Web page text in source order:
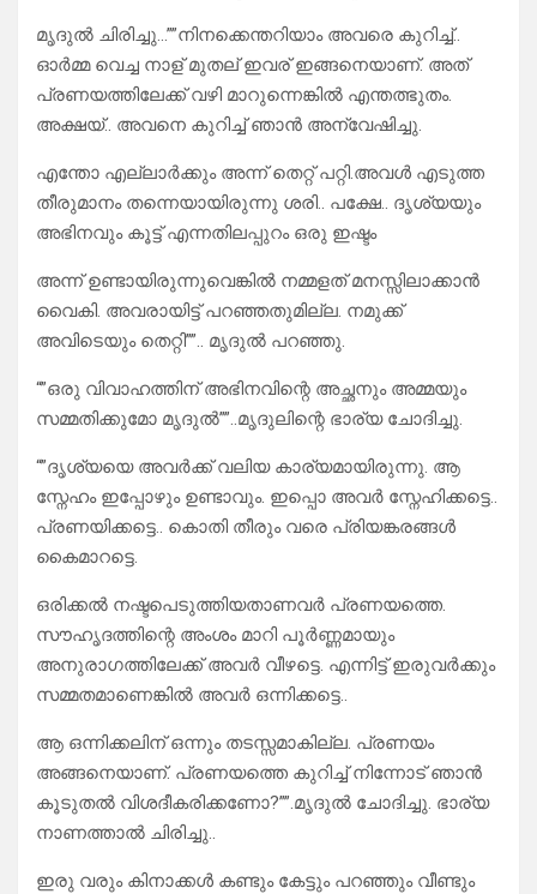
മൃദുൽ ചിരിച്ചു…””നിനക്കെന്തറിയാം അവരെ കുറിച്ച്..
ഓർമ്മ വെച്ച നാള് മുതല് ഇവര് ഇങ്ങനെയാണ്. അത്
പ്രണയത്തിലേക്ക് വഴി മാറുന്നെങ്കിൽ എന്തത്ഭുതം.
അക്ഷയ്.. അവനെ കുറിച്ച് ഞാൻ അന്വേഷിച്ചു.
എന്തോ എല്ലാർക്കും അന്ന് തെറ്റ് പറ്റി.അവൾ എടുത്ത
തീരുമാനം തന്നെയായിരുന്നു ശരി.. പക്ഷേ.. ദൃശ്യയും
അഭിനവും കൂട്ട് എന്നതിലപ്പുറം ഒരു ഇഷ്ടം
അന്ന് ഉണ്ടായിരുന്നുവെങ്കിൽ നമ്മളത് മനസ്സിലാക്കാൻ
വൈകി. അവരായിട്ട് പറഞ്ഞതുമില്ല. നമുക്ക്
അവിടെയും തെറ്റി””.. മൃദുൽ പറഞ്ഞു.
“”ഒരു വിവാഹത്തിന് അഭിനവിന്റെ അച്ഛനും അമ്മയും
സമ്മതിക്കുമോ മൃദുൽ””..മൃദുലിന്റെ ഭാര്യ ചോദിച്ചു.
“”ദൃശ്യയെ അവർക്ക് വലിയ കാര്യമായിരുന്നു. ആ
സ്നേഹം ഇപ്പോഴും ഉണ്ടാവും. ഇപ്പൊ അവർ സ്നേഹിക്കട്ടെ..
പ്രണയിക്കട്ടെ.. കൊതി തീരും വരെ പ്രിയങ്കരങ്ങൾ
കൈമാറട്ടെ.
ഒരിക്കൽ നഷ്ടപെടുത്തിയതാണവർ പ്രണയത്തെ.
സൗഹൃദത്തിന്റെ അംശം മാറി പൂർണ്ണമായും
അനുരാഗത്തിലേക്ക്‌ അവർ വീഴട്ടെ. എന്നിട്ട് ഇരുവർക്കും
സമ്മതമാണെങ്കിൽ അവർ ഒന്നിക്കട്ടെ..
ആ ഒന്നിക്കലിന് ഒന്നും തടസ്സമാകില്ല. പ്രണയം
അങ്ങനെയാണ്. പ്രണയത്തെ കുറിച്ച് നിന്നോട് ഞാൻ
കൂടുതൽ വിശദീകരിക്കണോ?””.മൃദുൽ ചോദിച്ചു. ഭാര്യ
നാണത്താൽ ചിരിച്ചു..
ഇരു വരും കിനാക്കൾ കണ്ടും കേട്ടും പറഞ്ഞും വീണ്ടും